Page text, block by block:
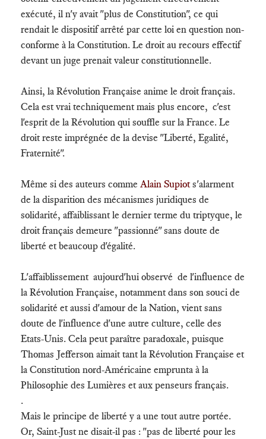
exécuté, il n'y avait "plus de Constitution", ce qui
rendait le dispositif arrêté par cette loi en question non-
conforme à la Constitution. Le droit au recours effectif
devant un juge prenait valeur constitutionnelle.
Ainsi, la Révolution Française anime le droit français.
Cela est vrai techniquement mais plus encore, c'est
l'esprit de la Révolution qui souffle sur la France. Le
droit reste imprégnée de la devise "Liberté, Egalité,
Fraternité".
Même si des auteurs comme Alain Supiots'alarment
de la disparition des mécanismes juridiques de
solidarité, affaiblissant le dernier terme du triptyque, le
droit français demeure "passionné" sans doute de
liberté et beaucoup d'égalité.
L'affaiblissement aujourd'hui observé de l'influence de
la Révolution Française, notamment dans son souci de
solidarité et aussi d'amour de la Nation, vient sans
doute de l'influence d'une autre culture, celle des
Etats-Unis. Cela peut paraître paradoxale, puisque
Thomas Jefferson aimait tant la Révolution Française et
la Constitution nord-Américaine emprunta à la
Philosophie des Lumières et aux penseurs français.
.
Mais le principe de liberté y a une tout autre portée.
Or, Saint-Just ne disait-il pas : "pas de liberté pour les